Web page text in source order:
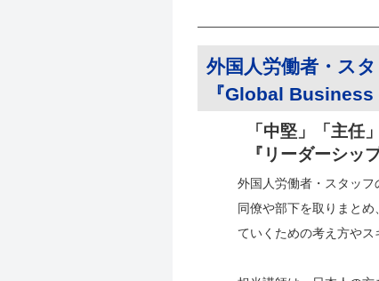
外国人労働者・ス
『Global
「中堅」「主任
『リーダーシッ
外国人労働者・スタッ
同僚や部下を取りまと
ていくための考え方やス